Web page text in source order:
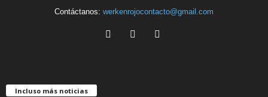
Contáctanos: werkenrojocontacto@gmail.com
Incluso más noticias